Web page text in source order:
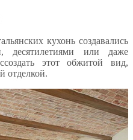
кухонь создавались
десятилетиями или даже
этот обжитой вид,
отделкой.